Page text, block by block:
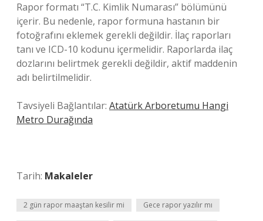
Rapor formatı “T.C. Kimlik Numarası” bölümünü
içerir. Bu nedenle, rapor formuna hastanın bir
fotoğrafını eklemek gerekli değildir. İlaç raporları
tanı ve ICD-10 kodunu içermelidir. Raporlarda ilaç
dozlarını belirtmek gerekli değildir, aktif maddenin
adı belirtilmelidir.
Tavsiyeli Bağlantılar: Atatürk Arboretumu Hangi
Metro Durağında
Tarih: Makaleler
2 gün rapor maaştan kesilir mi Gece rapor yazılır mı